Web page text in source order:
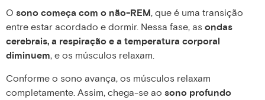
O sono começa com o não-REM, que é uma transição
entre estar acordado e dormir. Nessa fase, as ondas
cerebrais, a respiração e a temperatura corporal
diminuem, e os músculos relaxam.
Conforme o sono avança, os músculos relaxam
completamente. Assim, chega-se ao sono profundo